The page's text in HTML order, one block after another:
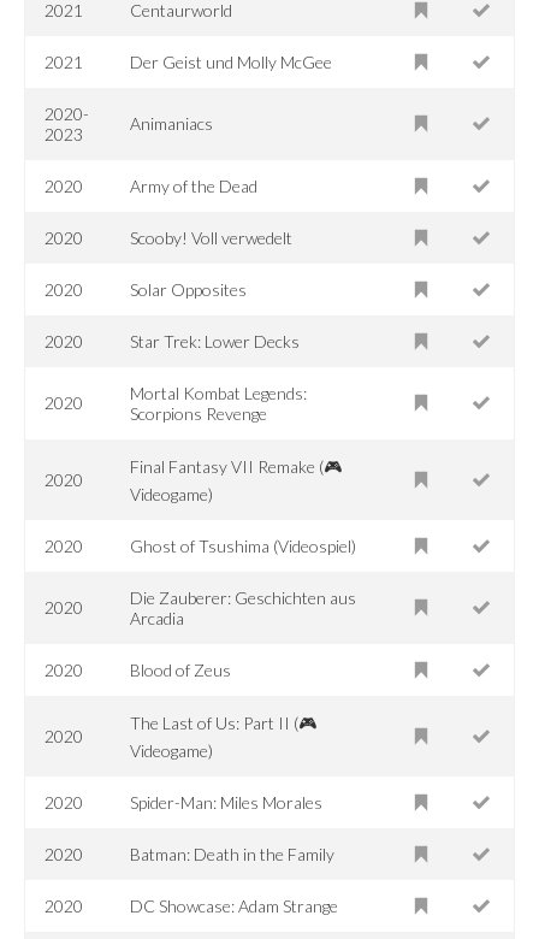
2021 Centaurworld
2021 Der Geist und Molly McGee
2020-
2023
Animaniacs
2020 Army of the Dead
2020 Scooby! Voll verwedelt
2020 Solar Opposites
2020 Star Trek: Lower Decks
2020
Mortal Kombat Legends:
Scorpions Revenge
2020
Final Fantasy VII Remake (🎮
Videogame)
2020 Ghost of Tsushima (Videospiel)
2020
Die Zauberer: Geschichten aus
Arcadia
2020 Blood of Zeus
2020
The Last of Us: Part II (🎮
Videogame)
2020 Spider-Man: Miles Morales
2020 Batman: Death in the Family
2020 DC Showcase: Adam Strange